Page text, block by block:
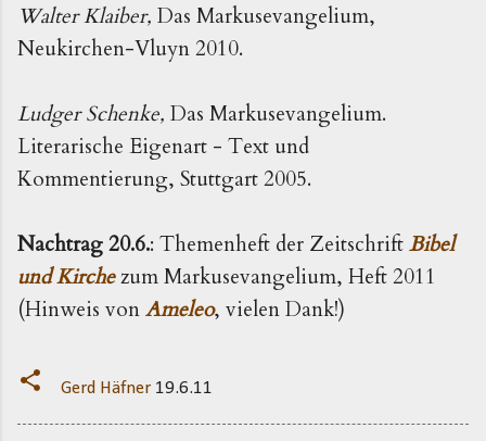
Walter Klaiber, Das Markusevangelium,
Neukirchen-Vluyn 2010.
Ludger Schenke, Das Markusevangelium.
Literarische Eigenart - Text und
Kommentierung, Stuttgart 2005.
Nachtrag 20.6.: Themenheft der ZeitschriftBibel
und Kirchezum Markusevangelium, Heft 2011
(Hinweis vonAmeleo, vielen Dank!)
Gerd Häfner 19.6.11